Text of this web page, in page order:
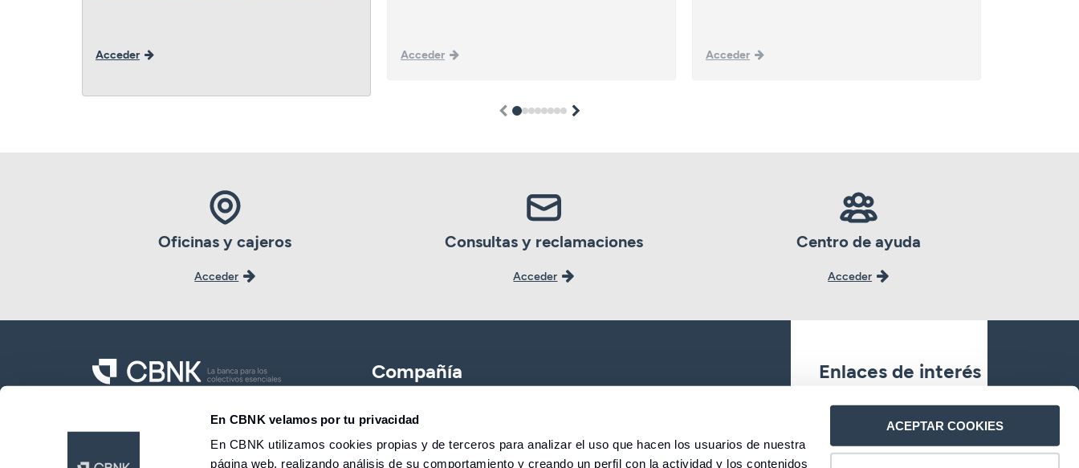
En CBNK velamos por tu privacidad
En CBNK utilizamos cookies propias y de terceros para analizar el uso que hacen los usuarios de nuestra
página web, realizando análisis de su comportamiento y creando un perfil con la actividad y los contenidos
ACEPTAR COOKIES
Acceder Acceder Acceder
12345678
Oficinas y cajeros
Acceder
Consultas y reclamaciones
Acceder
Centro de ayuda
Acceder
CBNK Banco de Colectivos S.A.
Compañía
CBNK Gestión de Activos Expatriados
Enlaces de interés
Oficinas
Contacto